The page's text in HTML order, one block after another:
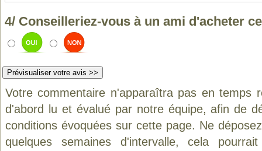
4/ Conseilleriez-vous à un ami d'acheter
Votre commentaire n'apparaîtra pas en temps
d'abord lu et évalué par notre équipe, afin de
conditions évoquées sur cette page. Ne
quelques semaines d'intervalle, cela